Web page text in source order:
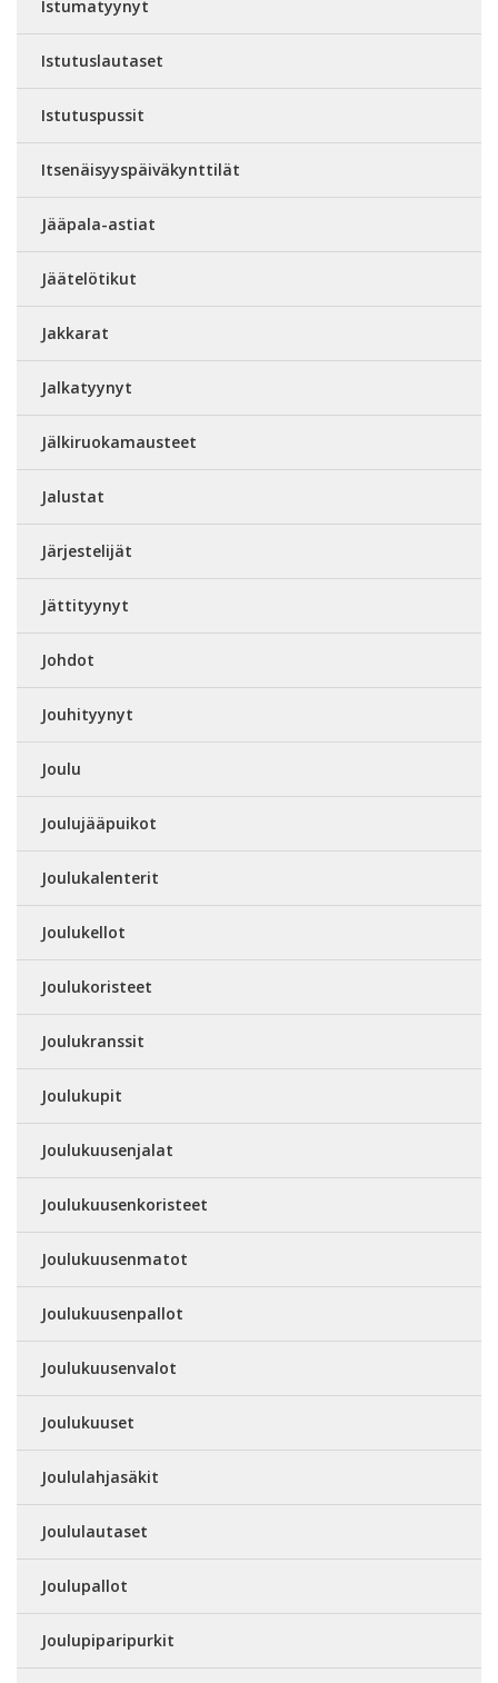
Istumatyynyt
Istutuslautaset
Istutuspussit
Itsenäisyyspäiväkynttilät
Jääpala-astiat
Jäätelötikut
Jakkarat
Jalkatyynyt
Jälkiruokamausteet
Jalustat
Järjestelijät
Jättityynyt
Johdot
Jouhityynyt
Joulu
Joulujääpuikot
Joulukalenterit
Joulukellot
Joulukoristeet
Joulukranssit
Joulukupit
Joulukuusenjalat
Joulukuusenkoristeet
Joulukuusenmatot
Joulukuusenpallot
Joulukuusenvalot
Joulukuuset
Joululahjasäkit
Joululautaset
Joulupallot
Joulupiparipurkit